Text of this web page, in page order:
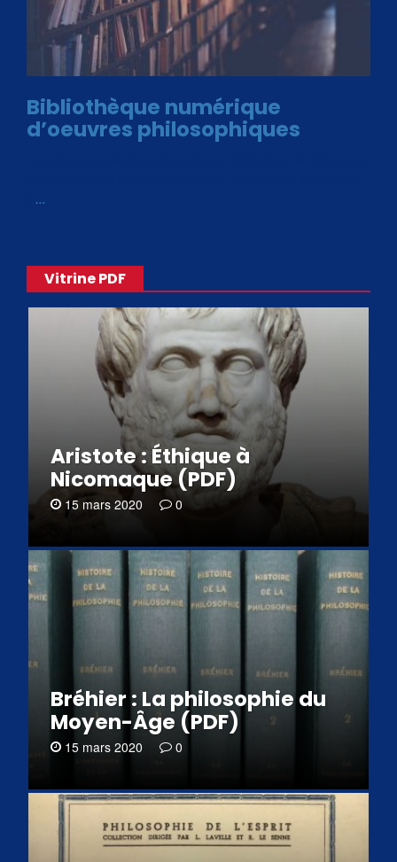
Bibliothèque numérique
d’oeuvres philosophiques
…
Vitrine PDF
Aristote : Éthique à
Nicomaque (PDF)
15 mars 2020 0
Bréhier : La philosophie du
Moyen-Âge (PDF)
15 mars 2020 0